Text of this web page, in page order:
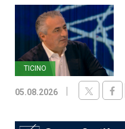
TICINO
05.08.2026